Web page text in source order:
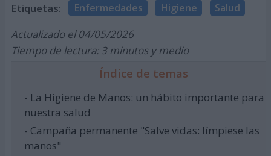
Etiquetas: Enfermedades Higiene Salud
Actualizado el 04/05/2026
Tiempo de lectura: 3 minutos y medio
Índice de temas
- La Higiene de Manos: un hábito importante para
nuestra salud
- Campaña permanente "Salve vidas: límpiese las
manos"